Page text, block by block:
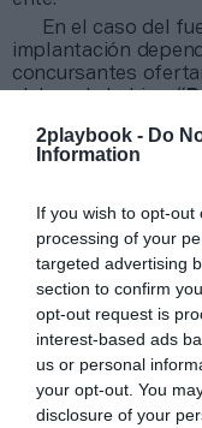
2playbook - Do
Information
If you wish to opt-
processing of your
targeted advertising
section to confirm
opt-out request is
interest-based ads
us or personal
your opt-out. You
disclosure of your
En el caso del
implantación
concursantes
Mantente
Compartir